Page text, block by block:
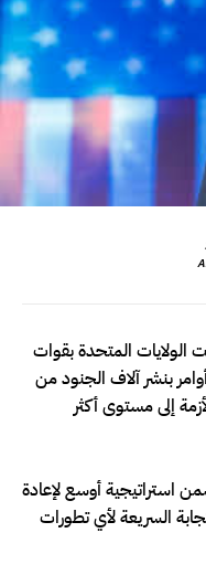
المتحدة بقوات
بنشر آلاف الجنود من
إلى مستوى أكثر
استراتيجية أوسع لإعادة
السريعة لأي تطورات